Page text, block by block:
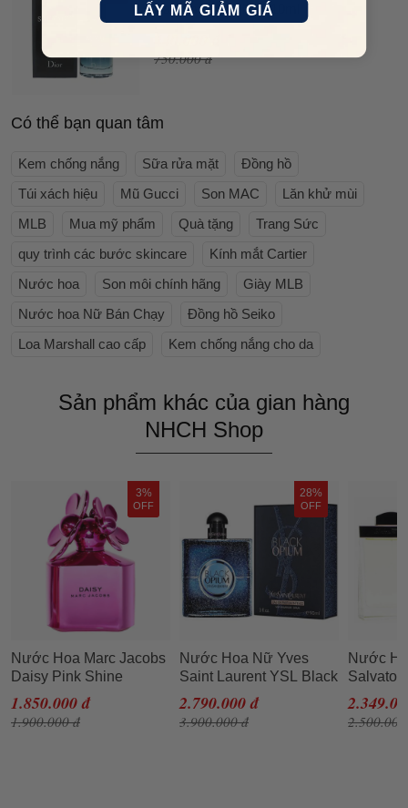
Parfum (EDP) Mini 10ml
750.000 đ
Có thể bạn quan tâm
Kem chống nắng Sữa rửa mặt
Đồng hồ
Túi xách hiệu
Mũ Gucci Son MAC
Lăn khử mùi
MLB
Mua mỹ phẩm Quà tặng
Trang Sức
quy trình các bước skincare
Kính mắt Cartier
Nước hoa
Son môi chính hãng
Giày MLB
Nước hoa Nữ Bán Chạy
Đồng hồ Seiko
Loa Marshall cao cấp
Kem chống nắng cho da
Sản phẩm khác của gian hàng
NHCH Shop
3%
OFF
Nước Hoa Marc Jacobs
Daisy Pink Shine
Edition EDT 100ml
1.850.000 đ
1.900.000 đ
28%
OFF
Nước Hoa Nữ Yves
Saint Laurent YSL Black
Opium Eau De Parfum
Intense 90ml
2.790.000 đ
3.900.000 đ
Nước
Cologne
EDT
LẤY MÃ GIẢM GIÁ